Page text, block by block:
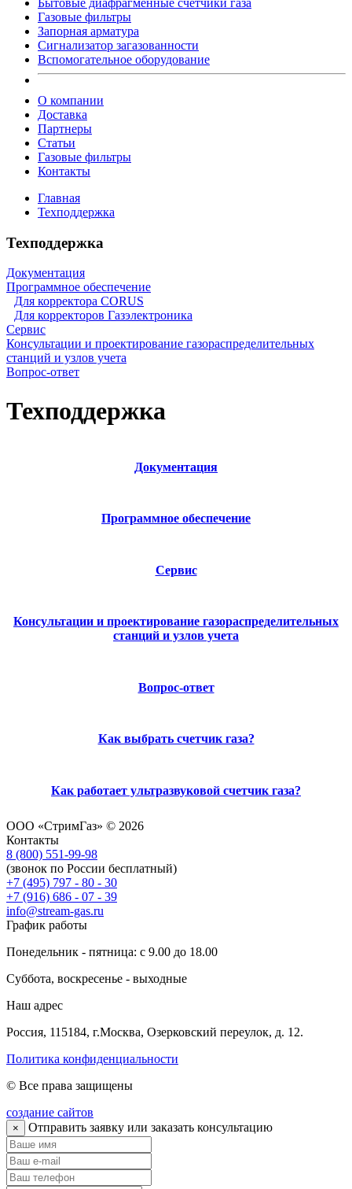
Бытовые диафрагменные счетчики газа
Газовые фильтры
Запорная арматура
Сигнализатор загазованности
Вспомогательное оборудование
О компании
Доставка
Партнеры
Статьи
Газовые фильтры
Контакты
Главная
Техподдержка
Техподдержка
Документация
Программное обеспечение
Для корректора CORUS
Для корректоров Газэлектроника
Сервис
Консультации и проектирование газораспределительных
станций и узлов учета
Вопрос-ответ
Техподдержка
Документация
Программное обеспечение
Сервис
Консультации и проектирование газораспределительных
станций и узлов учета
Вопрос-ответ
Как выбрать счетчик газа?
Как работает ультразвуковой счетчик газа?
ООО «СтримГаз» © 2026
Контакты
8 (800) 551-99-98
(звонок по России бесплатный)
+7 (495) 797 - 80 - 30
+7 (916) 686 - 07 - 39
info@stream-gas.ru
График работы
Понедельник - пятница: с 9.00 до 18.00
Суббота, воскресенье - выходные
Наш адрес
Россия, 115184, г.Москва, Озерковский переулок, д. 12.
Политика конфиденциальности
© Все права защищены
создание сайтов
× Отправить заявку или заказать консультацию